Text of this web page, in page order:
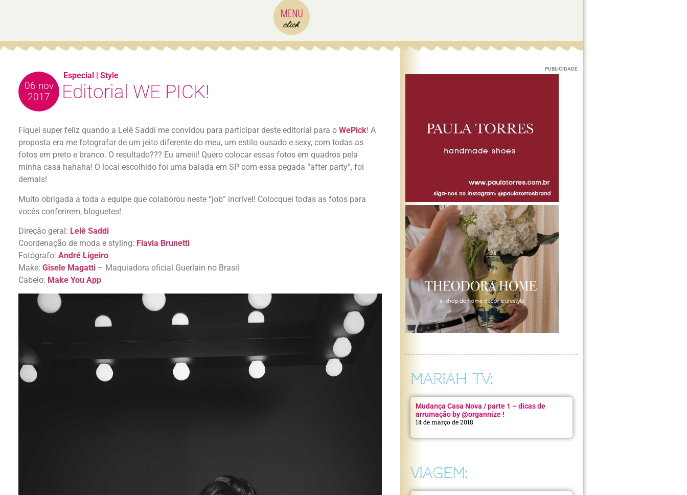
06 nov
2017
Editorial WE PICK!
Fiquei super feliz quando a Lelê Saddi me convidou para participar deste editorial para o WePick! A
proposta era me fotografar de um jeito diferente do meu, um estilo ousado e sexy, com todas as
fotos em preto e branco. O resultado??? Eu ameiii! Quero colocar essas fotos em quadros pela
minha casa hahaha! O local escolhido foi uma balada em SP com essa pegada “after party”, foi
demais!
Muito obrigada a toda a equipe que colaborou neste “job” incrível! Colocquei todas as fotos para
vocês conferirem, bloguetes!
Direção geral: Lelê Saddi
Coordenação de moda e styling: Flavia Brunetti
Fotógrafo: André Ligeiro
Make: Gisele Magatti – Maquiadora oficial Guerlain no Brasil
Cabelo: Make You App
Especial Style
PUBLICIDADE
MARIAH TV:
Mudança Casa Nova / parte 1 – dicas de
arrumação by @organnize !
14 de março de 2018
VIAGEM: